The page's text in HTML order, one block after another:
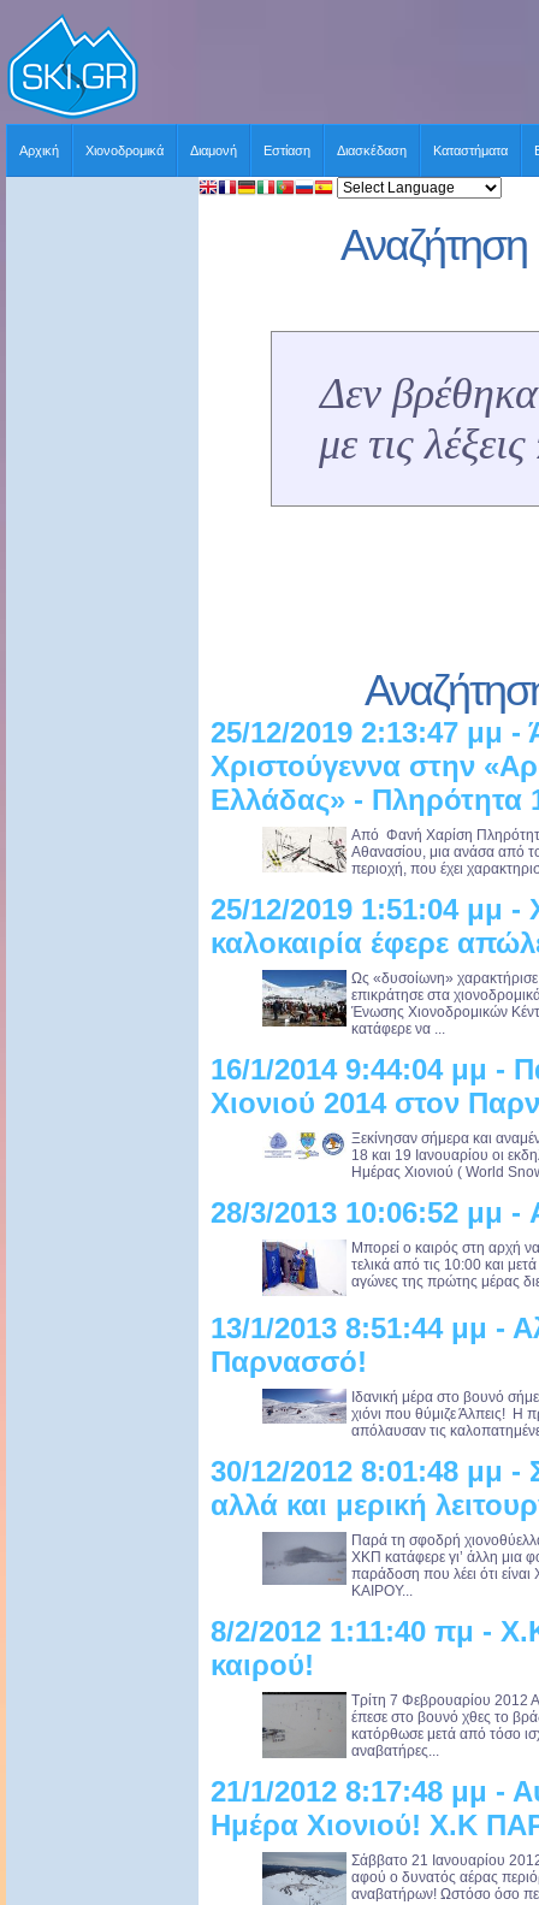
Αρχική Χιονοδρομικά Διαμονή Εστίαση Διασκέδαση Καταστήματα
Αναζήτηση
Δεν
με τις
25/12/2019 2:13:47 μμ -
Χριστούγεννα στην
Ελλάδας» - Πληρότητα
Από Φανή Χαρίση
Αθανασίου, μια ανάσα από
περιοχή, που έχει
25/12/2019 1:51:04 μμ -
καλοκαιρία έφερε
Ως «δυσοίωνη»
επικράτησε στα
Ένωσης Χιονοδρομικών
κατάφερε να ...
16/1/2014 9:44:04 μμ -
Χιονιού 2014 στον
Ξεκίνησαν σήμερα και
18 και 19 Ιανουαρίου οι
Ημέρας Χιονιού ( World
28/3/2013 10:06:52 μμ -
Μπορεί ο καιρός στη αρχή
τελικά από τις 10:00 και
αγώνες της πρώτης μέρας
13/1/2013 8:51:44 μμ -
Παρνασσό!
Ιδανική μέρα στο βουνό
χιόνι που θύμιζε Άλπεις! Η
απόλαυσαν τις
30/12/2012 8:01:48 μμ -
αλλά και μερική
Παρά τη σφοδρή
ΧΚΠ κατάφερε γι’ άλλη μια
παράδοση που λέει ότι
ΚΑΙΡΟΥ...
8/2/2012 1:11:40 πμ -
καιρού!
Τρίτη 7 Φεβρουαρίου 2012
έπεσε στο βουνό χθες το
κατόρθωσε μετά από τόσο
αναβατήρες...
21/1/2012 8:17:48 μμ -
Ημέρα Χιονιού! Χ.Κ
Σάββατο 21 Ιανουαρίου
αφού ο δυνατός αέρας
αναβατήρων! Ωστόσο όσο